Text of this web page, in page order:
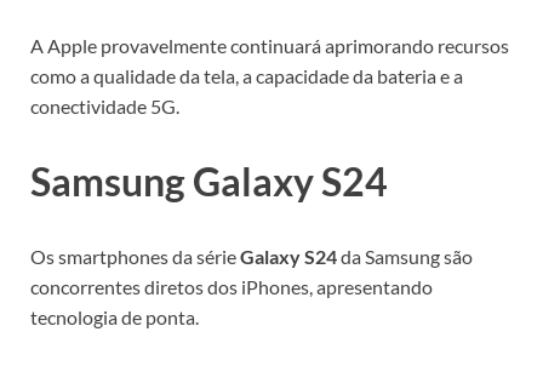
A Apple provavelmente continuará aprimorando recursos
como a qualidade da tela, a capacidade da bateria e a
conectividade 5G.
Samsung Galaxy S24
Os smartphones da sérieGalaxy S24da Samsung são
concorrentes diretos dos iPhones, apresentando
tecnologia de ponta.